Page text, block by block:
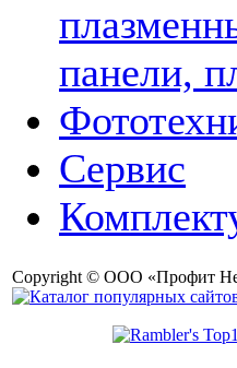
панели,
Сервис
Copyright © ООО «Профит